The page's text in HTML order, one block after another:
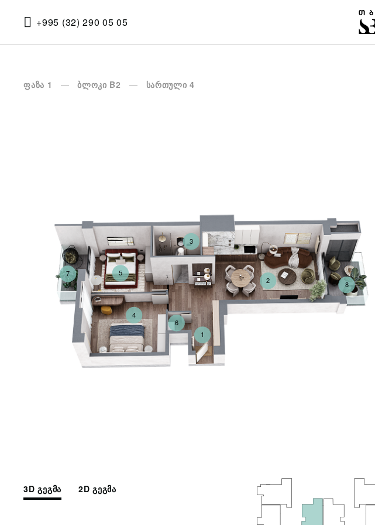
+995 (32) 290 05 05
ფაზა 1 ბლოკი B2 სართული 4
1
2
3
4
5
6
7
8
3D გეგმა 2D გეგმა